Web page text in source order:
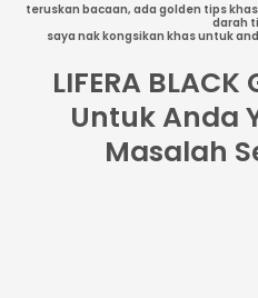
teruskan bacaan, ada golden tips
darah
saya nak kongsikan khas untuk
LIFERA BLACK
Untuk Anda
Masalah